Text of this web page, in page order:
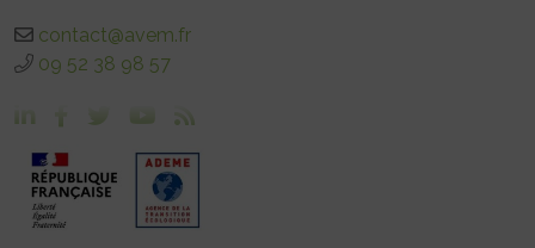
contact@avem.fr
09 52 38 98 57